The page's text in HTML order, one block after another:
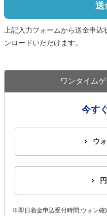
送
上記入力フォームから送金申
ンロードいただけます。
ワンタイム
今す
ウ
※即日着金申込受付時間:ウォン